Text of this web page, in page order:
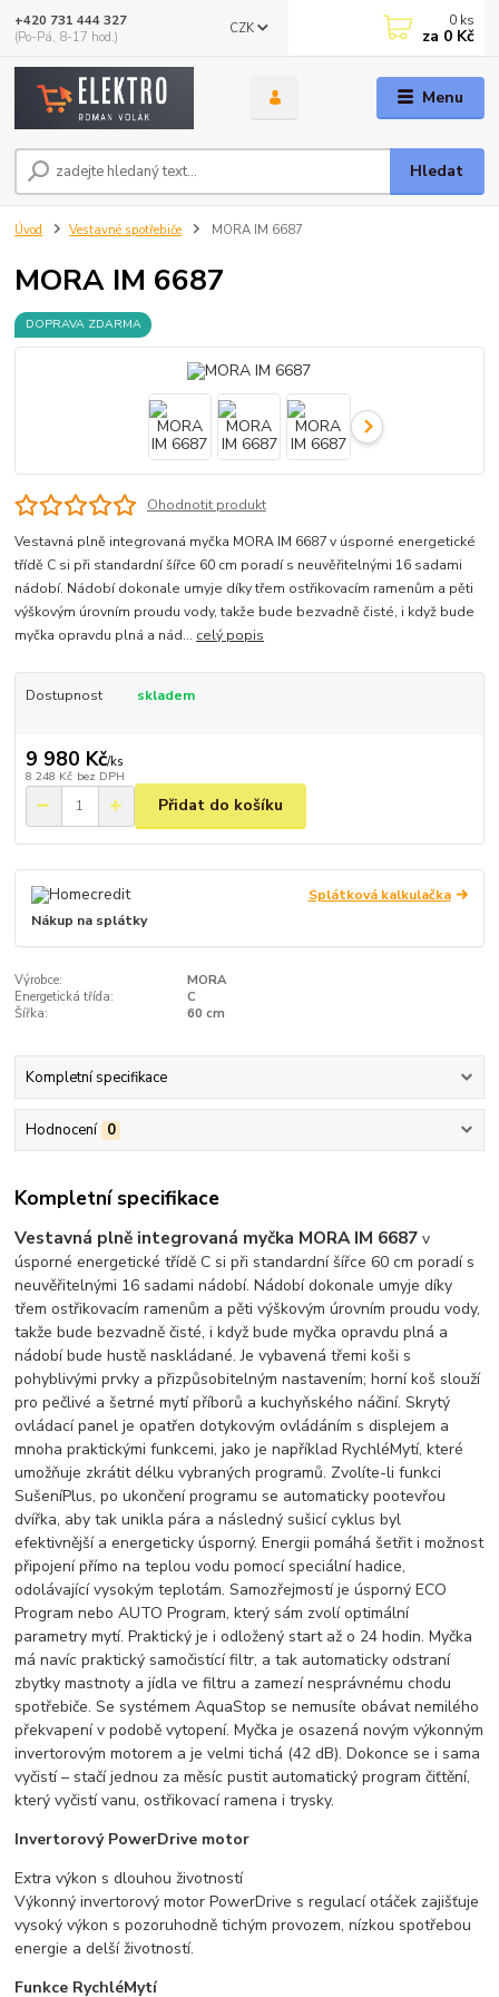
Menu
CZK
Hledat
+420 731 444 327
(Po-Pá, 8-17 hod.)
0 ks
za 0 Kč
Úvod Vestavné spotřebiče MORA IM 6687
MORA IM 6687
DOPRAVA ZDARMA
Ohodnotit produkt
Vestavná plně integrovaná myčka MORA IM 6687 v úsporné energetické
třídě C si při standardní šířce 60 cm poradí s neuvěřitelnými 16 sadami
nádobí. Nádobí dokonale umyje díky třem ostřikovacím ramenům a pěti
výškovým úrovním proudu vody, takže bude bezvadně čisté, i když bude
myčka opravdu plná a nád... celý popis
Dostupnost skladem
9 980 Kč/ks
8 248 Kč bez DPH
Přidat do košíku
Splátková kalkulačka
Nákup na splátky
Výrobce:
MORA
Energetická třída:
C
Šířka:
60 cm
Kompletní specifikace
Hodnocení 0
Kompletní specifikace
Vestavná plně integrovaná myčka MORA IM 6687v
úsporné energetické třídě C si při standardní šířce 60 cm poradí s
neuvěřitelnými 16 sadami nádobí. Nádobí dokonale umyje díky
třem ostřikovacím ramenům a pěti výškovým úrovním proudu vody,
takže bude bezvadně čisté, i když bude myčka opravdu plná a
nádobí bude hustě naskládané. Je vybavená třemi koši s
pohyblivými prvky a přizpůsobitelným nastavením; horní koš slouží
pro pečlivé a šetrné mytí příborů a kuchyňského náčiní. Skrytý
ovládací panel je opatřen dotykovým ovládáním s displejem a
mnoha praktickými funkcemi, jako je například RychléMytí, které
umožňuje zkrátit délku vybraných programů. Zvolíte-li funkci
SušeníPlus, po ukončení programu se automaticky pootevřou
dvířka, aby tak unikla pára a následný sušicí cyklus byl
efektivnější a energeticky úsporný. Energii pomáhá šetřit i možnost
připojení přímo na teplou vodu pomocí speciální hadice,
odolávající vysokým teplotám. Samozřejmostí je úsporný ECO
Program nebo AUTO Program, který sám zvolí optimální
parametry mytí. Praktický je i odložený start až o 24 hodin. Myčka
má navíc praktický samočistící filtr, a tak automaticky odstraní
zbytky mastnoty a jídla ve filtru a zamezí nesprávnému chodu
spotřebiče. Se systémem AquaStop se nemusíte obávat nemilého
překvapení v podobě vytopení. Myčka je osazená novým výkonným
invertorovým motorem a je velmi tichá (42 dB). Dokonce se i sama
vyčistí – stačí jednou za měsíc pustit automatický program čiťtění,
který vyčistí vanu, ostřikovací ramena i trysky.
Invertorový PowerDrive motor
Extra výkon s dlouhou životností
Výkonný invertorový motor PowerDrive s regulací otáček zajišťuje
vysoký výkon s pozoruhodně tichým provozem, nízkou spotřebou
energie a delší životností.
Funkce RychléMytí